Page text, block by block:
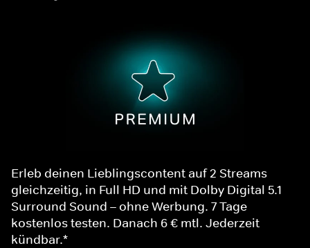
Erleb deinen Lieblingscontent auf 2 Streams
gleichzeitig, in Full HD und mit Dolby Digital 5.1
Surround Sound – ohne Werbung. 7 Tage
kostenlos testen. Danach 6 € mtl. Jederzeit
kündbar.*